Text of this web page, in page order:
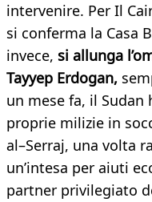
intervenire. Per Il
si conferma la Casa
invece, si allunga
Tayyep Erdogan,
un mese fa, il
proprie milizie in
al–Serraj, una volta
un’intesa per aiuti
partner privilegiato